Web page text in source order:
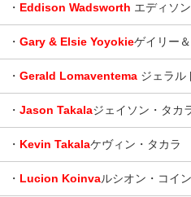
・ Eddison Wadsworth エディソ
・ Gary & Elsie Yoyokieゲイリー
・ Gerald Lomaventema ジェラル
・ Jason Takalaジェイソン・タカ
・ Kevin Takalaケヴィン・タカラ
・ Lucion Koinvaルシオン・コイ